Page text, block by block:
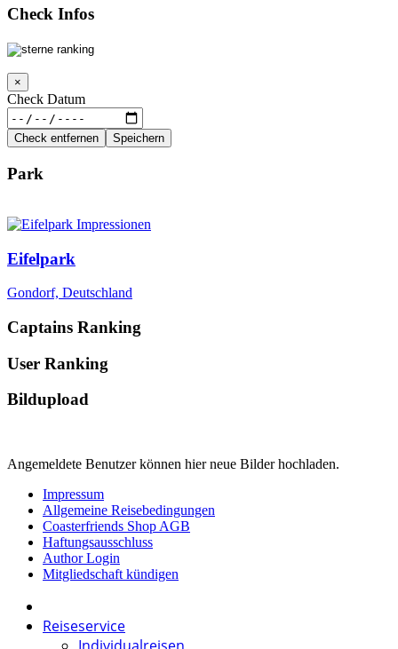
Check Infos
×
Check Datum
Check entfernen Speichern
Park
Eifelpark
Gondorf, Deutschland
Captains Ranking
User Ranking
Bildupload
Angemeldete Benutzer können hier neue Bilder hochladen.
Impressum
Allgemeine Reisebedingungen
Coasterfriends Shop AGB
Haftungsausschluss
Author Login
Mitgliedschaft kündigen
Reiseservice